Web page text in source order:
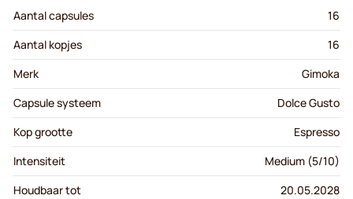
Aantal capsules
16
Aantal kopjes
16
Merk
Gimoka
Capsule systeem
Dolce Gusto
Kop grootte
Espresso
Intensiteit
Medium (5/10)
Houdbaar tot
20.05.2028